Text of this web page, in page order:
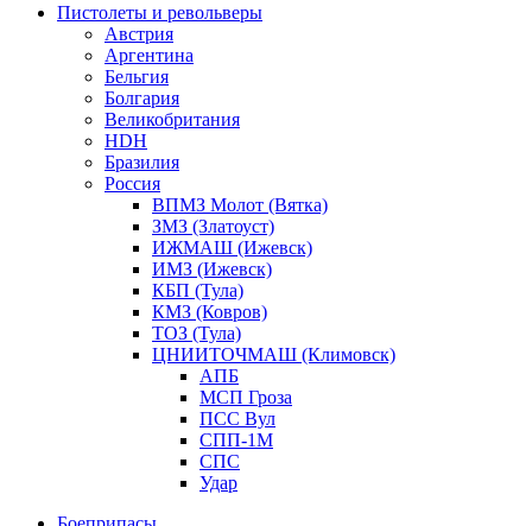
Пистолеты и револьверы
Австрия
Аргентина
Бельгия
Болгария
Великобритания
HDH
Бразилия
Россия
ВПМЗ Молот (Вятка)
ЗМЗ (Златоуст)
ИЖМАШ (Ижевск)
ИМЗ (Ижевск)
КБП (Тула)
КМЗ (Ковров)
ТОЗ (Тула)
ЦНИИТОЧМАШ (Климовск)
АПБ
МСП Гроза
ПСС Вул
СПП-1М
СПС
Удар